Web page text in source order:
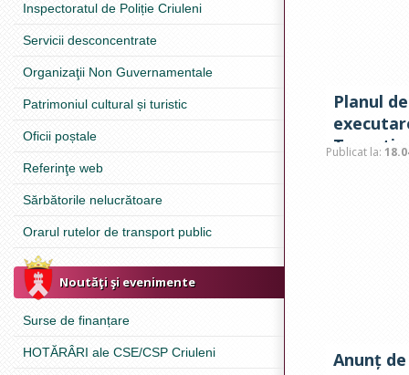
Inspectoratul de Poliție Criuleni
Servicii desconcentrate
Organizaţii Non Guvernamentale
Patrimoniul cultural și turistic
Oficii poștale
Referinţe web
Sărbătorile nelucrătoare
Orarul rutelor de transport public
Noutăţi şi evenimente
Surse de finanțare
HOTĂRÂRI ale CSE/CSP Criuleni
Planul
Teoretic
Publicat la:
Anunț